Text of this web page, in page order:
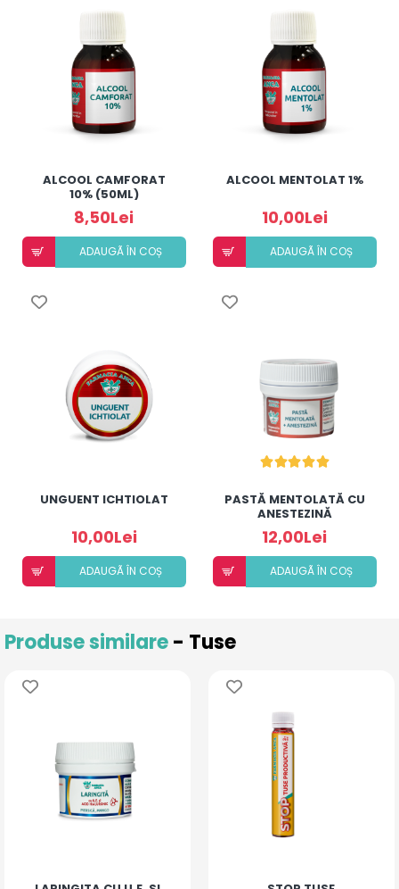
ALCOOL CAMFORAT
10% (50ML)
8,50Lei
ADAUGÃ ÎN COȘ
ALCOOL MENTOLAT 1%
10,00Lei
ADAUGÃ ÎN COȘ
UNGUENT ICHTIOLAT
10,00Lei
ADAUGÃ ÎN COȘ
PASTĂ MENTOLATĂ CU
ANESTEZINĂ
12,00Lei
ADAUGÃ ÎN COȘ
Produse similare- Tuse